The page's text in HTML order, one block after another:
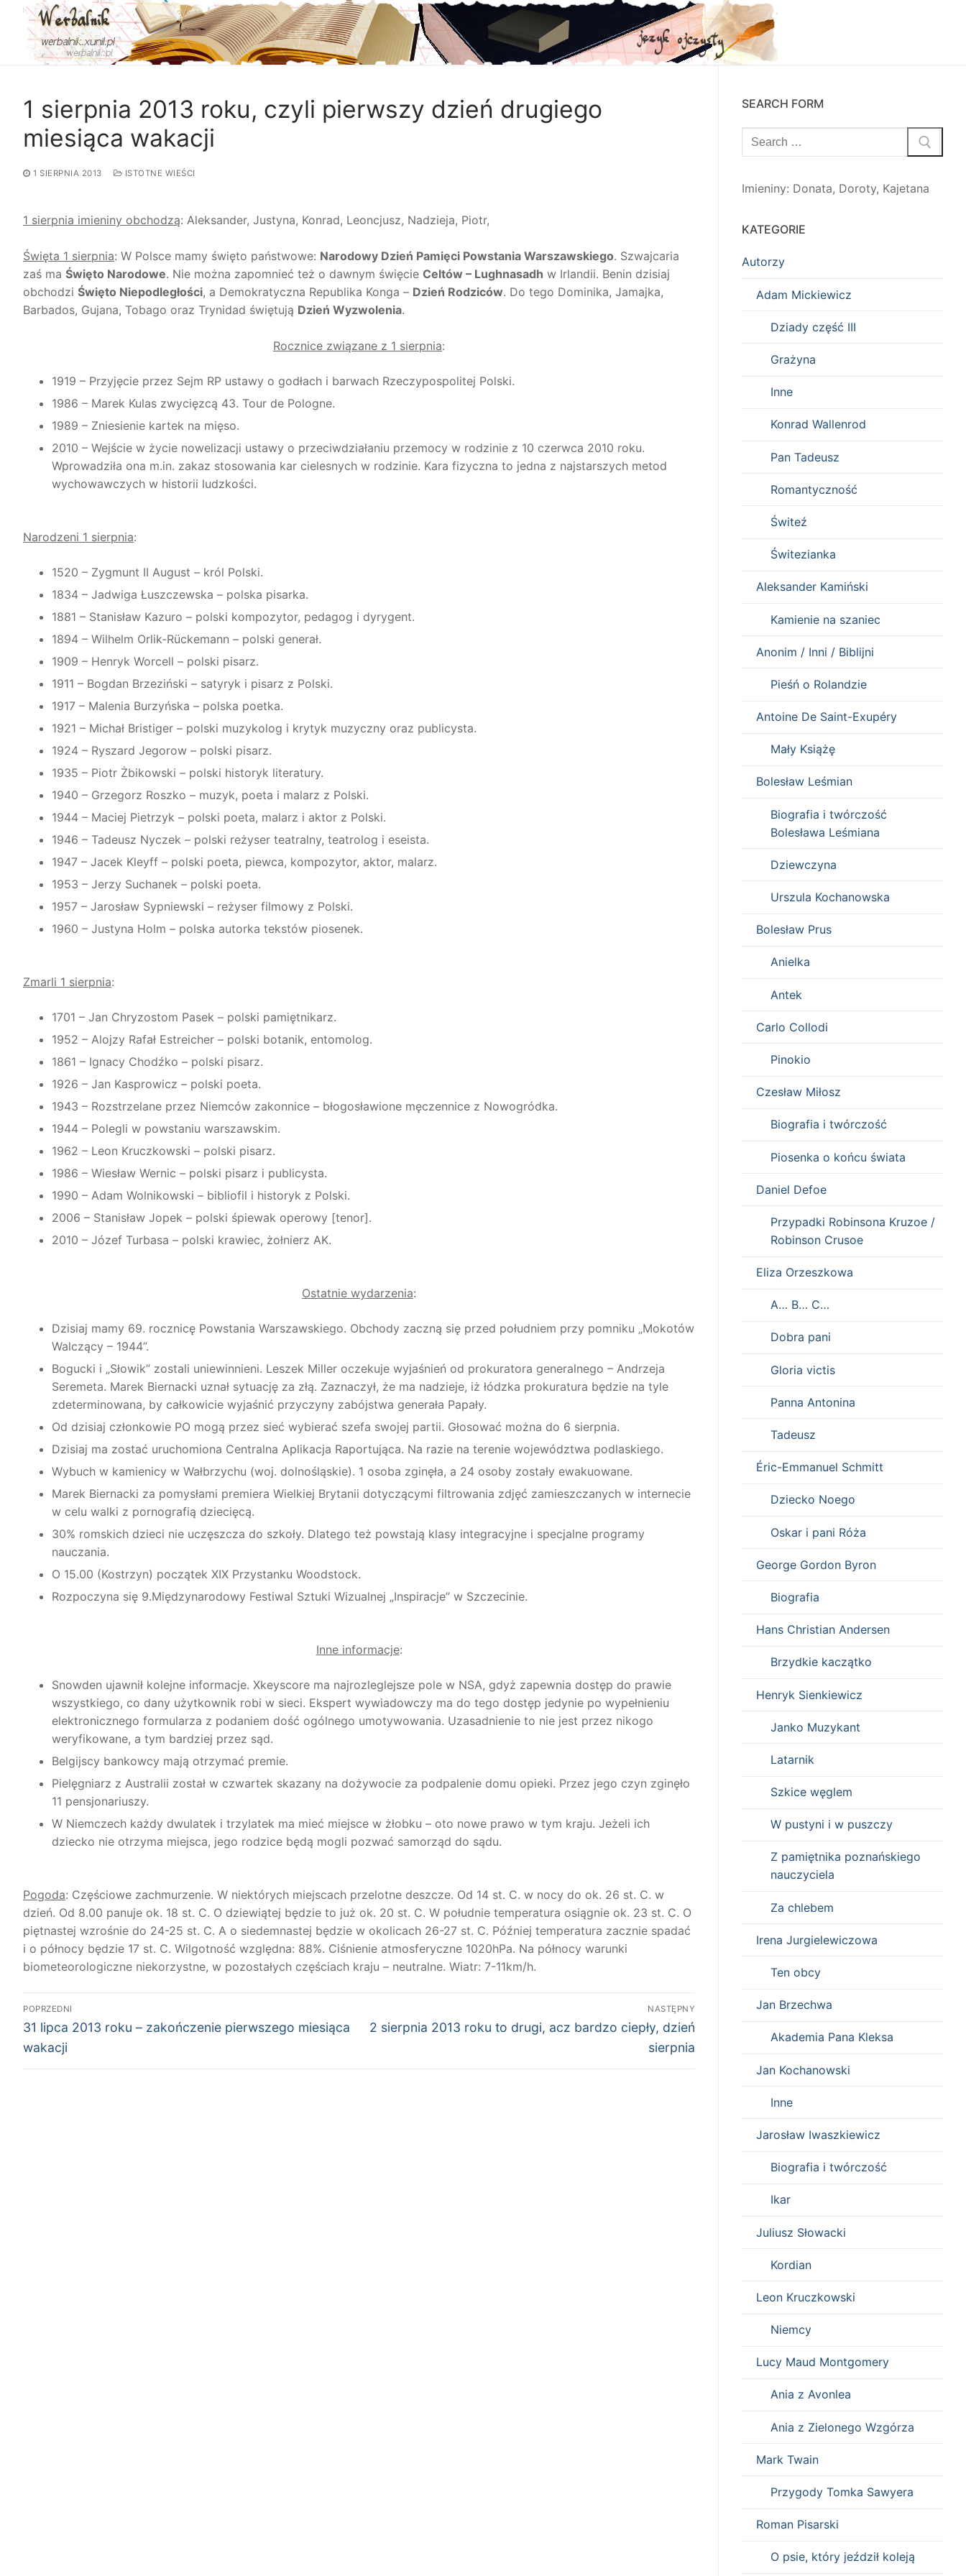
Przejdź
treści
1 sierpnia 2013 roku, czyli pierwszy dzień drugiego
miesiąca wakacji
1 SIERPNIA 2013 ISTOTNE WIEŚCI
1 sierpnia imieniny obchodzą: Aleksander, Justyna, Konrad, Leoncjusz, Nadzieja, Piotr,
Święta 1 sierpnia: W Polsce mamy święto państwowe: Narodowy Dzień Pamięci Powstania Warszawskiego. Szwajcaria
zaś ma Święto Narodowe. Nie można zapomnieć też o dawnym święcie Celtów – Lughnasadh w Irlandii. Benin dzisiaj
obchodzi Święto Niepodległości, a Demokratyczna Republika Konga – Dzień Rodziców. Do tego Dominika, Jamajka,
Barbados, Gujana, Tobago oraz Trynidad świętują Dzień Wyzwolenia.
Rocznice związane z 1 sierpnia:
1919 – Przyjęcie przez Sejm RP ustawy o godłach i barwach Rzeczypospolitej Polski.
1986 – Marek Kulas zwycięzcą 43. Tour de Pologne.
1989 – Zniesienie kartek na mięso.
2010 – Wejście w życie nowelizacji ustawy o przeciwdziałaniu przemocy w rodzinie z 10 czerwca 2010 roku.
Wprowadziła ona m.in. zakaz stosowania kar cielesnych w rodzinie. Kara fizyczna to jedna z najstarszych metod
wychowawczych w historii ludzkości.
Narodzeni 1 sierpnia:
1520 – Zygmunt II August – król Polski.
1834 – Jadwiga Łuszczewska – polska pisarka.
1881 – Stanisław Kazuro – polski kompozytor, pedagog i dyrygent.
1894 – Wilhelm Orlik-Rückemann – polski generał.
1909 – Henryk Worcell – polski pisarz.
1911 – Bogdan Brzeziński – satyryk i pisarz z Polski.
1917 – Malenia Burzyńska – polska poetka.
1921 – Michał Bristiger – polski muzykolog i krytyk muzyczny oraz publicysta.
1924 – Ryszard Jegorow – polski pisarz.
1935 – Piotr Żbikowski – polski historyk literatury.
1940 – Grzegorz Roszko – muzyk, poeta i malarz z Polski.
1944 – Maciej Pietrzyk – polski poeta, malarz i aktor z Polski.
1946 – Tadeusz Nyczek – polski reżyser teatralny, teatrolog i eseista.
1947 – Jacek Kleyff – polski poeta, piewca, kompozytor, aktor, malarz.
1953 – Jerzy Suchanek – polski poeta.
1957 – Jarosław Sypniewski – reżyser filmowy z Polski.
1960 – Justyna Holm – polska autorka tekstów piosenek.
Zmarli 1 sierpnia:
1701 – Jan Chryzostom Pasek – polski pamiętnikarz.
1952 – Alojzy Rafał Estreicher – polski botanik, entomolog.
1861 – Ignacy Chodźko – polski pisarz.
1926 – Jan Kasprowicz – polski poeta.
1943 – Rozstrzelane przez Niemców zakonnice – błogosławione męczennice z Nowogródka.
1944 – Polegli w powstaniu warszawskim.
1962 – Leon Kruczkowski – polski pisarz.
1986 – Wiesław Wernic – polski pisarz i publicysta.
1990 – Adam Wolnikowski – bibliofil i historyk z Polski.
2006 – Stanisław Jopek – polski śpiewak operowy [tenor].
2010 – Józef Turbasa – polski krawiec, żołnierz AK.
Ostatnie wydarzenia:
Dzisiaj mamy 69. rocznicę Powstania Warszawskiego. Obchody zaczną się przed południem przy pomniku „Mokotów
Walczący – 1944”.
Bogucki i „Słowik” zostali uniewinnieni. Leszek Miller oczekuje wyjaśnień od prokuratora generalnego – Andrzeja
Seremeta. Marek Biernacki uznał sytuację za złą. Zaznaczył, że ma nadzieje, iż łódzka prokuratura będzie na tyle
zdeterminowana, by całkowicie wyjaśnić przyczyny zabójstwa generała Papały.
Od dzisiaj członkowie PO mogą przez sieć wybierać szefa swojej partii. Głosować można do 6 sierpnia.
Dzisiaj ma zostać uruchomiona Centralna Aplikacja Raportująca. Na razie na terenie województwa podlaskiego.
Wybuch w kamienicy w Wałbrzychu (woj. dolnośląskie). 1 osoba zginęła, a 24 osoby zostały ewakuowane.
Marek Biernacki za pomysłami premiera Wielkiej Brytanii dotyczącymi filtrowania zdjęć zamieszczanych w internecie
w celu walki z pornografią dziecięcą.
30% romskich dzieci nie uczęszcza do szkoły. Dlatego też powstają klasy integracyjne i specjalne programy
nauczania.
O 15.00 (Kostrzyn) początek XIX Przystanku Woodstock.
Rozpoczyna się 9.Międzynarodowy Festiwal Sztuki Wizualnej „Inspiracje” w Szczecinie.
Inne informacje:
Snowden ujawnił kolejne informacje. Xkeyscore ma najrozleglejsze pole w NSA, gdyż zapewnia dostęp do prawie
wszystkiego, co dany użytkownik robi w sieci. Ekspert wywiadowczy ma do tego dostęp jedynie po wypełnieniu
elektronicznego formularza z podaniem dość ogólnego umotywowania. Uzasadnienie to nie jest przez nikogo
weryfikowane, a tym bardziej przez sąd.
Belgijscy bankowcy mają otrzymać premie.
Pielęgniarz z Australii został w czwartek skazany na dożywocie za podpalenie domu opieki. Przez jego czyn zginęło
11 pensjonariuszy.
W Niemczech każdy dwulatek i trzylatek ma mieć miejsce w żłobku – oto nowe prawo w tym kraju. Jeżeli ich
dziecko nie otrzyma miejsca, jego rodzice będą mogli pozwać samorząd do sądu.
Pogoda: Częściowe zachmurzenie. W niektórych miejscach przelotne deszcze. Od 14 st. C. w nocy do ok. 26 st. C. w
dzień. Od 8.00 panuje ok. 18 st. C. O dziewiątej będzie to już ok. 20 st. C. W południe temperatura osiągnie ok. 23 st. C. O
piętnastej wzrośnie do 24-25 st. C. A o siedemnastej będzie w okolicach 26-27 st. C. Później temperatura zacznie spadać
i o północy będzie 17 st. C. Wilgotność względna: 88%. Ciśnienie atmosferyczne 1020hPa. Na północy warunki
biometeorologiczne niekorzystne, w pozostałych częściach kraju – neutralne. Wiatr: 7-11km/h.
Nawigacja
wpisu
POPRZEDNI
Poprzedni
wpis:
31 lipca 2013 roku – zakończenie pierwszego miesiąca
wakacji
NASTĘPNY
Następny
2 sierpnia 2013 roku to drugi, acz bardzo ciepły, dzień
sierpnia
SEARCH FORM
Szukaj:
Imieniny: Donata, Doroty, Kajetana
KATEGORIE
Autorzy
Adam Mickiewicz
Dziady część III
Grażyna
Inne
Konrad Wallenrod
Pan Tadeusz
Romantyczność
Świteź
Świtezianka
Aleksander Kamiński
Kamienie na szaniec
Anonim / Inni / Biblijni
Pieśń o Rolandzie
Antoine De Saint-Exupéry
Mały Książę
Bolesław Leśmian
Biografia i twórczość
Bolesława Leśmiana
Dziewczyna
Urszula Kochanowska
Bolesław Prus
Anielka
Antek
Carlo Collodi
Pinokio
Czesław Miłosz
Biografia i twórczość
Piosenka o końcu świata
Daniel Defoe
Przypadki Robinsona Kruzoe /
Robinson Crusoe
Eliza Orzeszkowa
A… B… C…
Dobra pani
Gloria victis
Panna Antonina
Tadeusz
Éric-Emmanuel Schmitt
Dziecko Noego
Oskar i pani Róża
George Gordon Byron
Biografia
Hans Christian Andersen
Brzydkie kaczątko
Henryk Sienkiewicz
Janko Muzykant
Latarnik
Szkice węglem
W pustyni i w puszczy
Z pamiętnika poznańskiego
nauczyciela
Za chlebem
Irena Jurgielewiczowa
Ten obcy
Jan Brzechwa
Akademia Pana Kleksa
Jan Kochanowski
Inne
Jarosław Iwaszkiewicz
Biografia i twórczość
Ikar
Juliusz Słowacki
Kordian
Leon Kruczkowski
Niemcy
Lucy Maud Montgomery
Ania z Avonlea
Ania z Zielonego Wzgórza
Mark Twain
Przygody Tomka Sawyera
Roman Pisarski
O psie, który jeździł koleją